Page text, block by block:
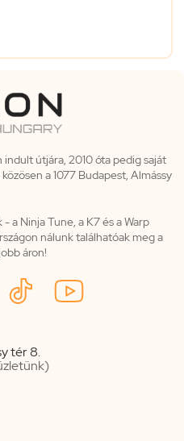
útjára, 2010 óta pedig saját
a 1077 Budapest, Almássy
Ninja Tune, a K7 és a Warp
nálunk találhatóak meg a
áron!
tér 8.